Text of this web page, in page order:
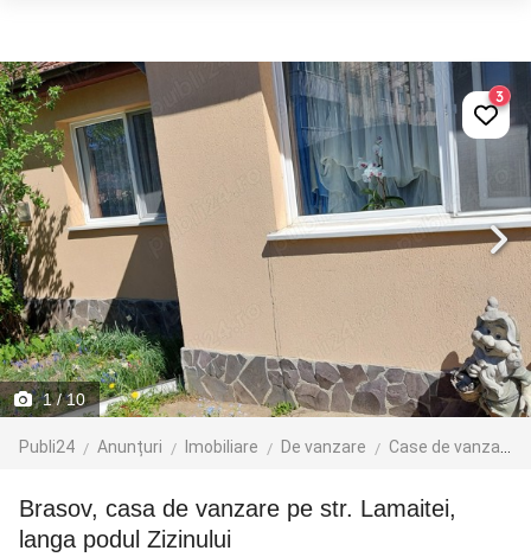
1/ 10
Publi24 Anunțuri Imobiliare De vanzare Case de vanzare
3
Brasov, casa de vanzare pe str. Lamaitei,
langa podul Zizinului